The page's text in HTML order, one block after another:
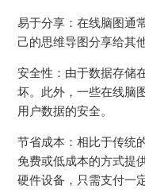
易于分享：在线脑图通
己的思维导图分享给其
安全性：由于数据存储
坏。此外，一些在线脑
用户数据的安全。
节省成本：相比于传统
免费或低成本的方式提
硬件设备，只需支付一